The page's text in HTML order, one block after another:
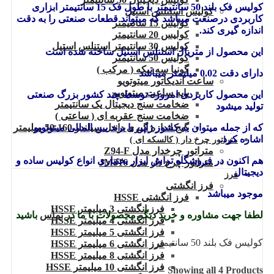
کولیس استنلس استیل
کولیس 15 سانتیمتر
کولیس 20 سانتیمتر
کولیس 30 سانتیمتر استنلس استیل
کولیس 50 سانتیمتر
گونیا سه تیکه ( مرکب )
ساعت اندیکاتور میتوتویو
پایه ساعت میتوتویو
ضخامت سنج دیجیتال یک سانتیمتر
ضخامت سنج عقربه ای ( ساعتی )
گیج اندازه گیری داخل سیلندر 160-50 میلیمتر
متراتور چرخ دار ( کالسکه ای )
متراتور چرخدار مدل Z94-F
متراتور چرخ دار مدل JM316
فرز
فرز انگشتی
فرز انگشتی HSSE
فرز انگشتی 3 میلیمتر HSSE
فرز انگشتی 4 میلیمتر HSSE
فرز انگشتی 5 میلیمتر HSSE
فرز انگشتی 6 میلیمتر HSSE
فرز انگشتی 8 میلیمتر HSSE
فرز انگشتی 10 میلیمتر HSSE
کولیس فک بلند 50 سانتیمتر با طول فک 15 سانتیمتر ابزاری
کاربردی درصنعت میباشد که میتواند قطعات صنعتی را به دقت
اندازه گیری کند.
این محصول از متریال استنلس استیل ساخته شده است
دارای دقت 0.02 میلیمتر میباشد
این محصول کاربردی امروزه توسط چند کشور بزرگ صنعتی
تولید میشود
که از جمله میتوان به کشور ژاپن با برند بین المللی میتوتویو
اشاره کرد.
هم اکنون در فروشگاه تراش ابزار بختیاری انواع کولیس ساده و
دیجیتال
موجود میباشد
لطفا جهت مشاوره و خرید دیگر محصولات با ما درتماس باشید
کولیس فک بلند 50 سانتیمتر
Showing all 4 Products